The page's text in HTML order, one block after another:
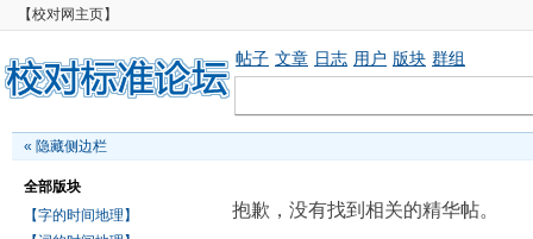
【校对网主页】
帖子 文章 日志 用户 版块 群组
« 隐藏侧边栏
全部版块
【字的时间地理】
抱歉，没有找到相关的精华帖。